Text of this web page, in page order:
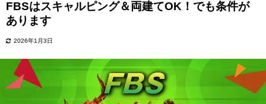
FBSはスキャルピング＆両建てOK！でも条件が
あります
2026年1月3日